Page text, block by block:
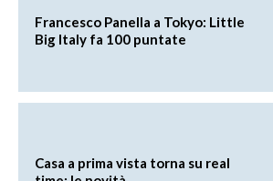
Francesco Panella a Tokyo: Little
Big Italy fa 100 puntate
Casa a prima vista torna su real